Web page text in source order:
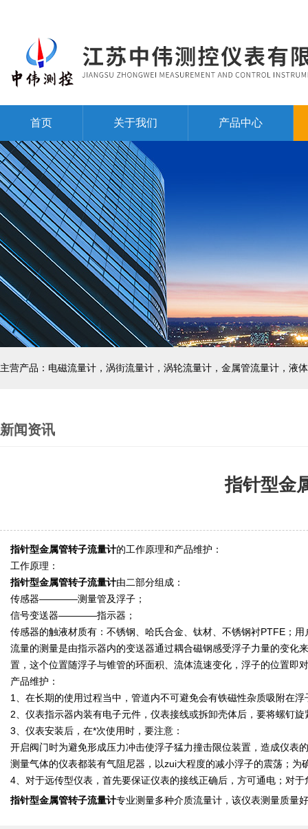
首页 关于我们 产品中心
主营产品：电磁流量计，涡街流量计，涡轮流量计，金属管流量计，液
新闻资讯
指针型金
指针型金属管转子流量计的工作原理和产品维护 ：
工作原理：
指针型金属管转子流量计由二部分组成：
传感器————测量管及浮子；
信号变送器————指示器；
传感器的触液材质有：不锈钢、哈氏合金、钛材、不锈钢衬PTFE；
流量的测量是由指示器内的变送器通过耦合磁钢感受浮子力量的变化
置，这个位置随浮子与锥管的环面积、流体流速变化，浮子的位置即
产品维护：
1、在长期的使用过程当中，管道内不可避免会有铁磁性杂质吸附在
2、仪表指示器内装有电子元件，仪表接线或拆卸壳体后，要将螺钉
3、仪表安装后，在*次使用时，要注意：
开启阀门时为避免形成压力冲击使浮子猛力撞击限位装置，造成仪表
测量气体的仪表都装有气阻尼器，以zui大程度的减小浮子的震荡；
4、对于远传型仪表，首先要保证仪表的接线正确后，方可通电；对
指针型金属管转子流量计专业测量多种介质流量计，该仪表测量质量